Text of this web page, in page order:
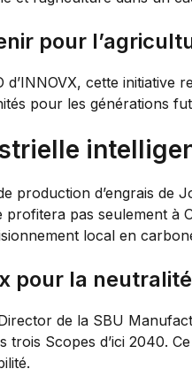
pour
cette initiative
pour les générations
production d’engrais
pas seulement à
local en
pour la
de la SBU
trois Scopes d’ici 2040.